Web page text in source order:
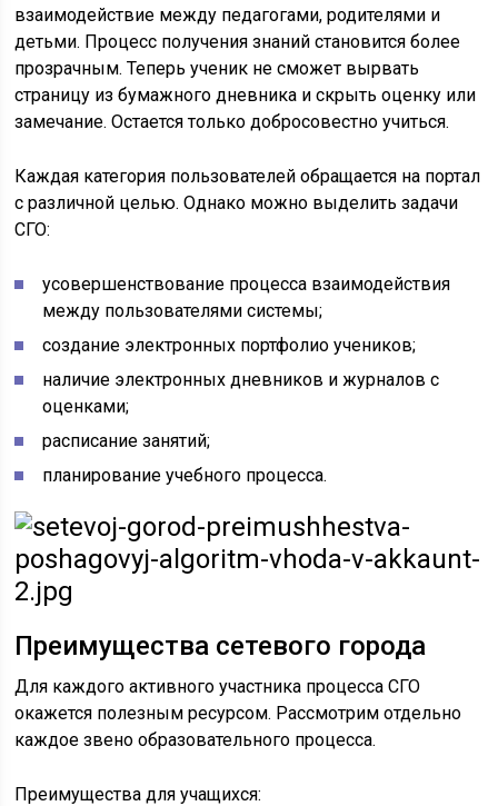
взаимодействие между педагогами, родителями и
детьми. Процесс получения знаний становится более
прозрачным. Теперь ученик не сможет вырвать
страницу из бумажного дневника и скрыть оценку или
замечание. Остается только добросовестно учиться.
Каждая категория пользователей обращается на портал
с различной целью. Однако можно выделить задачи
СГО:
усовершенствование процесса взаимодействия
между пользователями системы;
создание электронных портфолио учеников;
наличие электронных дневников и журналов с
оценками;
расписание занятий;
планирование учебного процесса.
Преимущества сетевого города
Для каждого активного участника процесса СГО
окажется полезным ресурсом. Рассмотрим отдельно
каждое звено образовательного процесса.
Преимущества для учащихся: